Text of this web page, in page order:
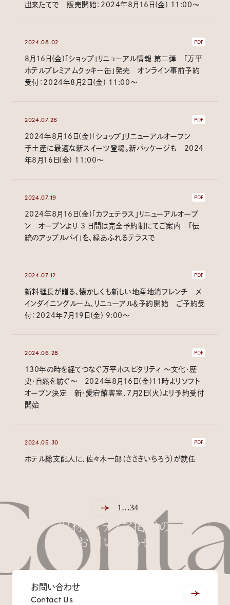
出来たてで 販売開始：2024年8月16日(金) 11:00～
2024.08.02
8月16日(金)「ショップ」リニューアル情報 第二弾 「万平
ホテルプレミアムクッキー缶」発売 オンライン事前予約
受付：2024年8月2日(金) 11:00～
PDF
2024.07.26
2024年8月16日(金)「ショップ」リニューアルオープン
手土産に最適な新スイーツ登場。新パッケージも 2024
年8月16日(金) 11:00～
PDF
2024.07.19
2024年8月16日(金)「カフェテラス」リニューアルオープ
ン オープンより 3 日間は完全予約制にてご案内 「伝
統のアップルパイ」を、緑あふれるテラスで
PDF
2024.07.12
新料理長が贈る、懐かしくも新しい地産地消フレンチ メ
インダイニングルーム、リニューアル＆予約開始 ご予約受
付：2024年7月19日(金) 9:00～
PDF
2024.06.28
130年の時を経てつなぐ万平ホスピタリティ ～文化・歴
史・自然を紡ぐ～ 2024年8月16日(金)11時よりソフト
オープン決定 新・愛宕館客室、7月2日(火)より予約受付
開始
PDF
2024.05.30
ホテル総支配人に、佐々木一郎（ささきいちろう）が就任
PDF
1 …34
取材・メディア掲載の
お問い合わせ
お問い合わせ
Contact Us